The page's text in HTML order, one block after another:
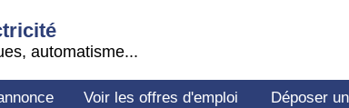
automatisme...
Voir les offres d'emploi Déposer